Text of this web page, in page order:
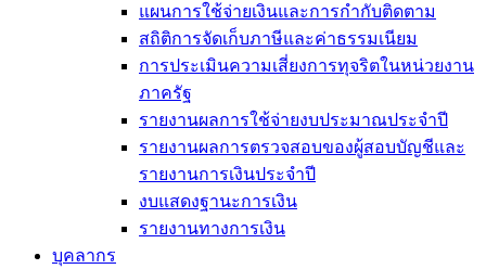
แผนการใช้จ่ายเงินและการกำกับติดตาม
สถิติการจัดเก็บภาษีและค่าธรรมเนียม
การประเมินความเสี่ยงการทุจริตในหน่วยงาน
ภาครัฐ
รายงานผลการใช้จ่ายงบประมาณประจำปี
รายงานผลการตรวจสอบของผู้สอบบัญชีและ
รายงานการเงินประจำปี
งบแสดงฐานะการเงิน
รายงานทางการเงิน
บุคลากร